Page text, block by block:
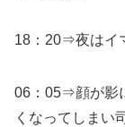
18：20⇒夜はイ
06：05⇒顔が影
くなってしまい